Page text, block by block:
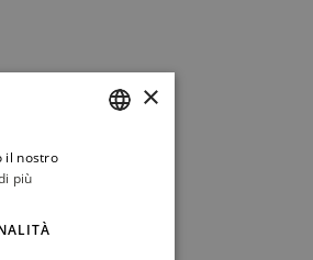
×
il nostro
più